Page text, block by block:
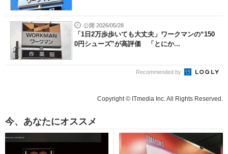
公開 2026/05/28
「1日2万歩歩いても大丈夫」ワークマンの“150
0円シューズ”が高評価 「とにか...
Recommended by
Copyright © ITmedia Inc. All Rights Reserved.
今、あなたにオススメ